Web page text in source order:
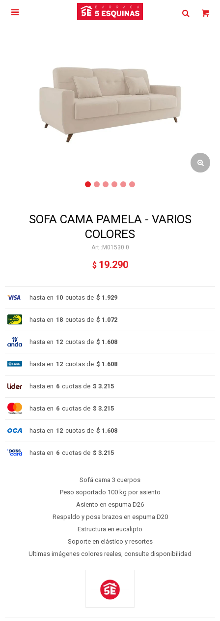

SOFA CAMA PAMELA - VARIOS
COLORES
M01530.0
$ 19.290
hasta en 10 cuotas de $ 1.929
hasta en 18 cuotas de $ 1.072
hasta en 12 cuotas de $ 1.608
hasta en 12 cuotas de $ 1.608
hasta en 6 cuotas de $ 3.215
hasta en 6 cuotas de $ 3.215
hasta en 12 cuotas de $ 1.608
hasta en 6 cuotas de $ 3.215
Sofá cama 3 cuerpos
Peso soportado 100 kg por asiento
Asiento en espuma D26
Respaldo y posa brazos en espuma D20
Estructura en eucalipto
Soporte en elástico y resortes
Ultimas imágenes colores reales, consulte disponibilidad